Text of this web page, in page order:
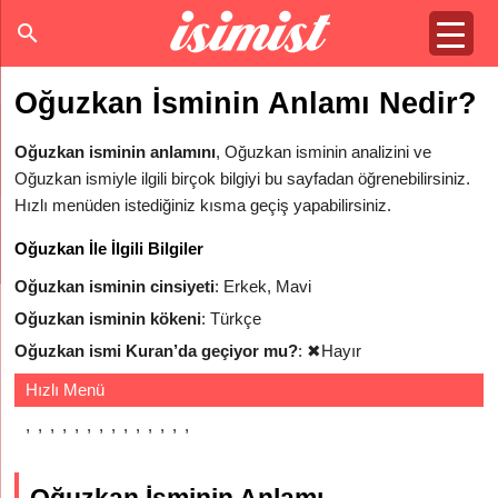
Oğuzkan İsminin Anlamı Nedir?
Oğuzkan isminin anlamını, Oğuzkan isminin analizini ve
Oğuzkan ismiyle ilgili birçok bilgiyi bu sayfadan öğrenebilirsiniz.
Hızlı menüden istediğiniz kısma geçiş yapabilirsiniz.
Oğuzkan İle İlgili Bilgiler
Oğuzkan isminin cinsiyeti: Erkek, Mavi
Oğuzkan isminin kökeni: Türkçe
Oğuzkan ismi Kuran’da geçiyor mu?: ✖Hayır
Hızlı Menü